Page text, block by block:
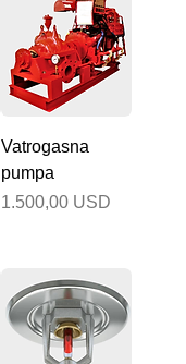
Vatrogasna
pumpa
Cijena
1.500,00 USD